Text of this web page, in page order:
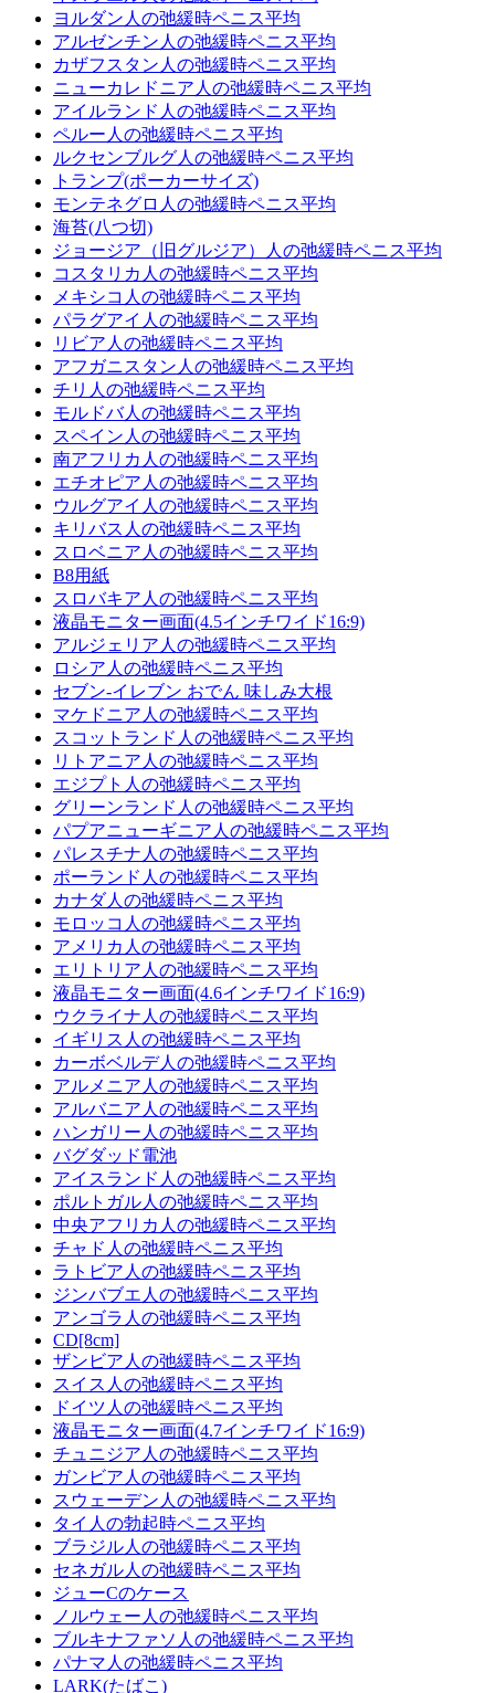
ヨルダン人の弛緩時ペニス平均
アルゼンチン人の弛緩時ペニス平均
カザフスタン人の弛緩時ペニス平均
ニューカレドニア人の弛緩時ペニス平均
アイルランド人の弛緩時ペニス平均
ペルー人の弛緩時ペニス平均
ルクセンブルグ人の弛緩時ペニス平均
トランプ(ポーカーサイズ)
モンテネグロ人の弛緩時ペニス平均
海苔(八つ切)
ジョージア（旧グルジア）人の弛緩時ペニス平均
コスタリカ人の弛緩時ペニス平均
メキシコ人の弛緩時ペニス平均
パラグアイ人の弛緩時ペニス平均
リビア人の弛緩時ペニス平均
アフガニスタン人の弛緩時ペニス平均
チリ人の弛緩時ペニス平均
モルドバ人の弛緩時ペニス平均
スペイン人の弛緩時ペニス平均
南アフリカ人の弛緩時ペニス平均
エチオピア人の弛緩時ペニス平均
ウルグアイ人の弛緩時ペニス平均
キリバス人の弛緩時ペニス平均
スロベニア人の弛緩時ペニス平均
B8用紙
スロバキア人の弛緩時ペニス平均
液晶モニター画面(4.5インチワイド16:9)
アルジェリア人の弛緩時ペニス平均
ロシア人の弛緩時ペニス平均
セブン-イレブン おでん 味しみ大根
マケドニア人の弛緩時ペニス平均
スコットランド人の弛緩時ペニス平均
リトアニア人の弛緩時ペニス平均
エジプト人の弛緩時ペニス平均
グリーンランド人の弛緩時ペニス平均
パプアニューギニア人の弛緩時ペニス平均
パレスチナ人の弛緩時ペニス平均
ポーランド人の弛緩時ペニス平均
カナダ人の弛緩時ペニス平均
モロッコ人の弛緩時ペニス平均
アメリカ人の弛緩時ペニス平均
エリトリア人の弛緩時ペニス平均
液晶モニター画面(4.6インチワイド16:9)
ウクライナ人の弛緩時ペニス平均
イギリス人の弛緩時ペニス平均
カーボベルデ人の弛緩時ペニス平均
アルメニア人の弛緩時ペニス平均
アルバニア人の弛緩時ペニス平均
ハンガリー人の弛緩時ペニス平均
バグダッド電池
アイスランド人の弛緩時ペニス平均
ポルトガル人の弛緩時ペニス平均
中央アフリカ人の弛緩時ペニス平均
チャド人の弛緩時ペニス平均
ラトビア人の弛緩時ペニス平均
ジンバブエ人の弛緩時ペニス平均
アンゴラ人の弛緩時ペニス平均
CD[8cm]
ザンビア人の弛緩時ペニス平均
スイス人の弛緩時ペニス平均
ドイツ人の弛緩時ペニス平均
液晶モニター画面(4.7インチワイド16:9)
チュニジア人の弛緩時ペニス平均
ガンビア人の弛緩時ペニス平均
スウェーデン人の弛緩時ペニス平均
タイ人の勃起時ペニス平均
ブラジル人の弛緩時ペニス平均
セネガル人の弛緩時ペニス平均
ジューCのケース
ノルウェー人の弛緩時ペニス平均
ブルキナファソ人の弛緩時ペニス平均
パナマ人の弛緩時ペニス平均
LARK(たばこ)